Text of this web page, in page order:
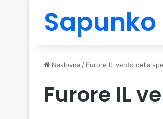
Sapunko
Naslovna / Furore IL vento della
Furore IL